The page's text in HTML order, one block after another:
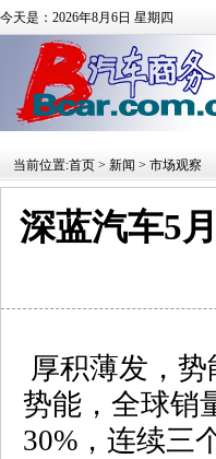
今天是：2026年8月6日 星期四
当前位置:首页 > 新闻 > 市场观察
深蓝汽车5
厚积薄发，势
势能，全球销
30% ，连续三